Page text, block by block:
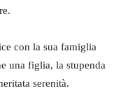
con la sua famiglia
una figlia, la stupenda
serenità.